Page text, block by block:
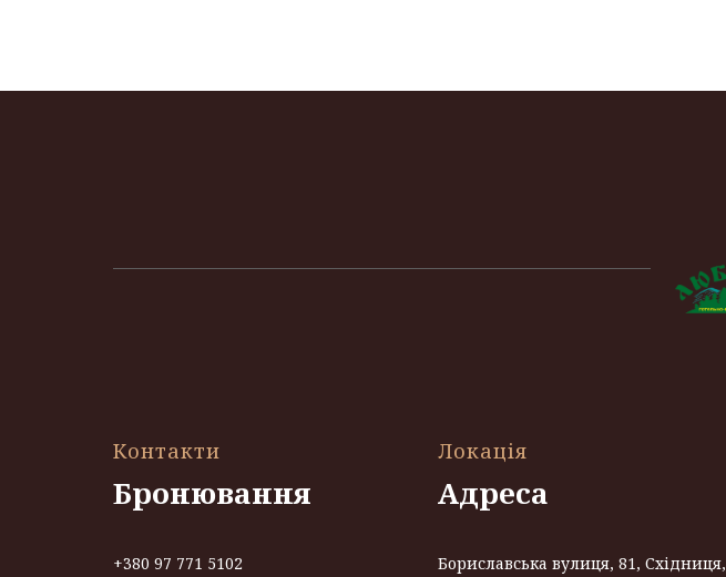
Контакти
Бронювання
+380 97 771 5102
Локація
Адреса
Бориславська вулиця, 81, Східниця,